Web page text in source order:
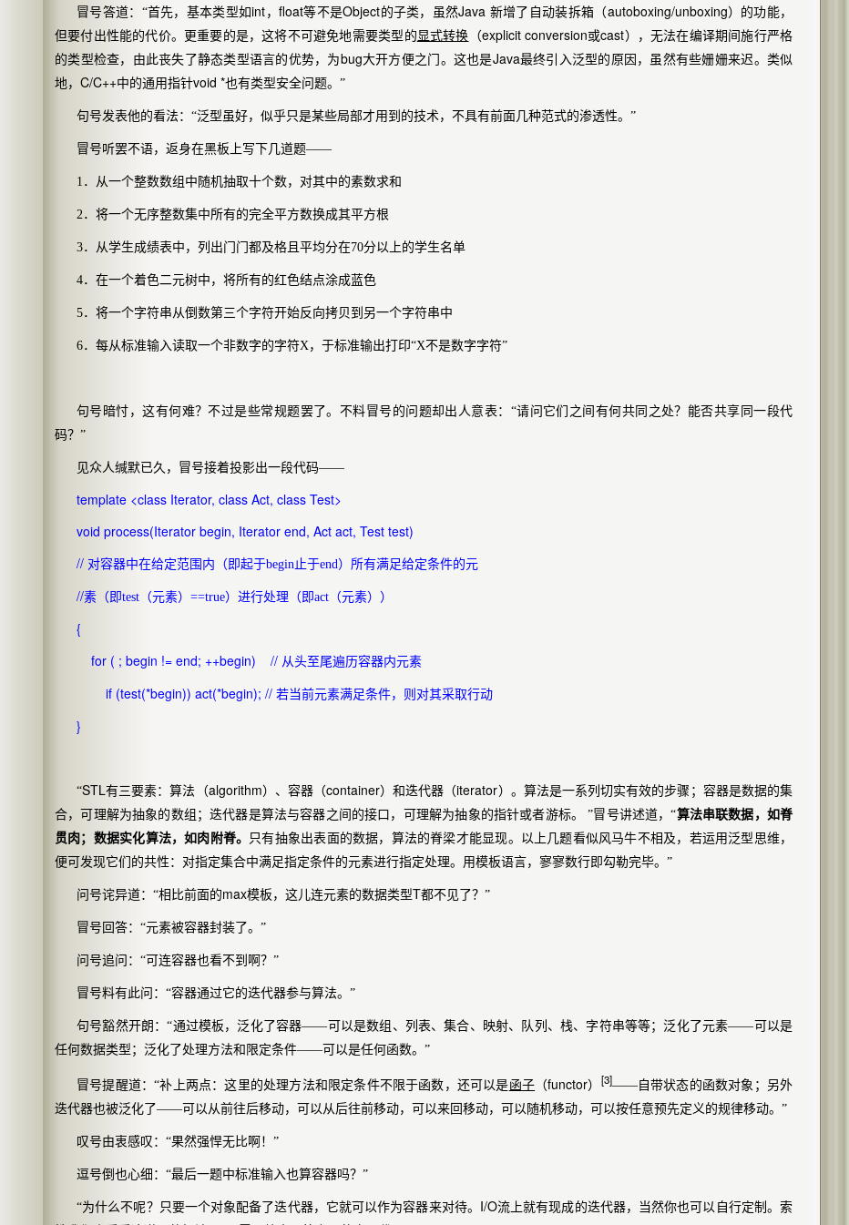
冒号答道：“首先，基本类型如int ， float等不是Object的子类，虽然Java 新增了自动装拆箱（autoboxing/unboxing）的功能，
但要付出性能的代价。更重要的是，这将不可避免地需要类型的 显式转换 （explicit conversion或cast），无法在编译期间施行严格
的类型检查，由此丧失了静态类型语言的优势， 为bug大开方便之门。这也是Java最终引入泛型的原因，虽然有些姗姗来迟。类似
地， C/C++中的通用指针void *也有类型安全问题。”
句号发表他的看法：“泛型虽好，似乎只是某些局部才用到的技术，不具有前面几种范式的渗透性。”
冒号听罢不语，返身在黑板上写下几道题——
1． 从一个整数数组中随机抽取十个数，对其中的素数求和
2． 将一个无序整数集中所有的完全平方数换成其平方根
3． 从学生成绩表中，列出门门都及格且平均分在70分以上的学生名单
4． 在一个着色二元树中，将所有的红色结点涂成蓝色
5． 将一个字符串从倒数第三个字符开始反向拷贝到另一个字符串中
6． 每从标准输入读取一个非数字的字符X ，于标准输出打印“X不是数字字符”
句号暗忖，这有何难？不过是些常规题罢了。不料冒号的问题却出人意表：“请问它们之间有何共同之处？能否共享同一段代
码？”
见众人缄默已久，冒号接着投影出一段代码——
template <class Iterator, class Act, class Test>
void process(Iterator begin, Iterator end, Act act, Test test)
// 对容器中在给定范围内（即起于begin 止于end ）所有满足给定条件的元
//素（即test （元素） ==true）进行处理（即act （元素））
{
for ( ; begin != end; ++begin) // 从头至尾遍历容器内元素
if (test(*begin)) act(*begin); // 若当前元素满足条件，则对其采取行动
}
“STL有三要素：算法（algorithm）、容器（container）和迭代器（iterator）。算法是一系列切实有效的步骤；容器是数据的集
合，可理解为抽象的数组；迭代器是算法与容器之间的接口，可理解为抽象的指针或者游标。 ”冒号讲述道，“算法串联数据，如脊
贯肉；数据实化算法，如肉附脊。
只有抽象出表面的数据，算法的脊梁才能显现。以上几题看似风马牛不相及，若运用泛型思维，
便可发现它们的共性：对指定集合中满足指定条件的元素进行指定处理。用模板语言，寥寥数行即勾勒完毕。”
问号诧异道：“相比前面的max模板，这儿连元素的数据类型T都不见了？”
冒号回答：“元素被容器封装了。”
问号追问：“可连容器也看不到啊？”
冒号料有此问：“容器通过它的迭代器参与算法。”
句号豁然开朗：“通过模板，泛化了容器——可以是数组、列表、集合、映射、队列、栈、字符串等等；泛化了元素——可以是
任何数据类型；泛化了处理方法和限定条件——可以是任何函数。”
冒号提醒道：“补上两点：这里的处理方法和限定条件不限于函数，还可以是函子 （functor） [3]——自带状态的函数对象；另外
迭代器也被泛化了——可以从前往后移动，可以从后往前移动，可以来回移动，可以随机移动，可以按任意预先定义的规律移动。”
叹号由衷感叹：“果然强悍无比啊！”
逗号倒也心细：“最后一题中标准输入也算容器吗？”
“为什么不呢？只要一个对象配备了迭代器，它就可以作为容器来对待。 I/O流上就有现成的迭代器，当然你也可以自行定制。索